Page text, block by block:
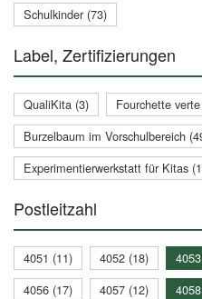
Schulkinder (73)
Label, Zertifizierungen
QualiKita (3)
Fourchette
Burzelbaum im Vorschulbereich
Experimentierwerkstatt für Kitas
Postleitzahl
4051 (11) 4052 (18)
4056 (17)
4057 (12)